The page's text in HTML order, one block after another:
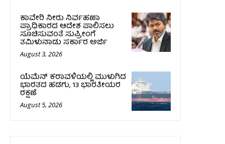
ಕಾವೇರಿ ನೀರು ನಿರ್ವಹಣಾ
ಪ್ರಾಧಿಕಾರದ ಆದೇಶ ಪಾಲಿಸಲು
ಸೂಚಿಸುವಂತೆ ಸುಪ್ರೀಂಗೆ
ತಮಿಳುನಾಡು ಸರ್ಕಾರ ಅರ್ಜಿ
August 3, 2026
ಯೆಮೆನ್‌ ಕರಾವಳಿಯಲ್ಲಿ ಮುಳುಗಿದ
ಭಾರತದ ಹಡಗು, 13 ಭಾರತೀಯರ
ರಕ್ಷಣೆ
August 5, 2026